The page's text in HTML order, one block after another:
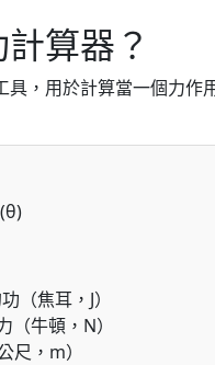
算器？
具，用於計算當一個力作
（焦耳，J）
（牛頓，N）
尺，m）